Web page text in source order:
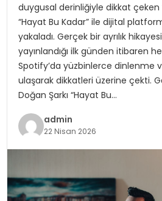
duygusal derinliğiyle dikkat çeken
“Hayat Bu Kadar” ile dijital
yakaladı. Gerçek bir ayrılık
yayınlandığı ilk günden itibaren
Spotify’da yüzbinlerce dinlenme
ulaşarak dikkatleri üzerine çekti.
Doğan Şarkı “Hayat Bu…
admin
22 Nisan 2026